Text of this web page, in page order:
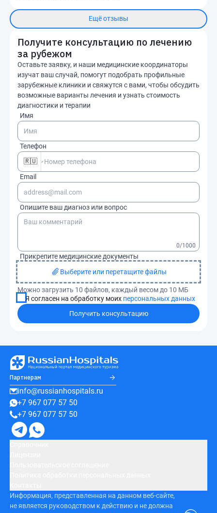
Ещё отзывы
Получите консультацию по лечению
за рубежом
Оставьте заявку, и наши медицинские координаторы
изучат ваш случай, помогут подобрать профильные
зарубежные клиники и свяжутся с вами, чтобы обсудить
возможные варианты лечения и узнать стоимость
диагностики и терапии
Имя
Телефон
🇷🇺
Email
Опишите ваш диагноз или вопрос
0/1000
Прикрепите медицинские документы
Выберите или перетащите файлы
Можно загрузить 10 файлов, каждый весом до 10 МБ
Я согласен на обработку моих персональных данных
Получить консультацию
Партнерам
info@russianhospitals.ru
+7 967 077 57 50
+7 967 077 57 50
Информация, представленная на данном веб-сайте,
не является руководством к действию и не должна